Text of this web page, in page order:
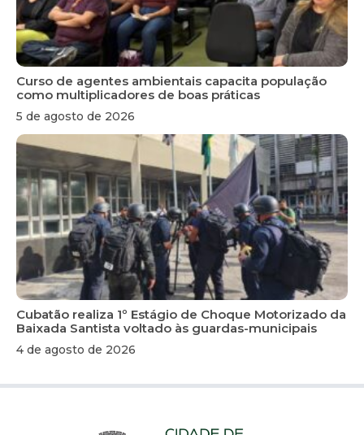
Curso de agentes ambientais capacita população
como multiplicadores de boas práticas
5 de agosto de 2026
Cubatão realiza 1º Estágio de Choque Motorizado da
Baixada Santista voltado às guardas-municipais
4 de agosto de 2026